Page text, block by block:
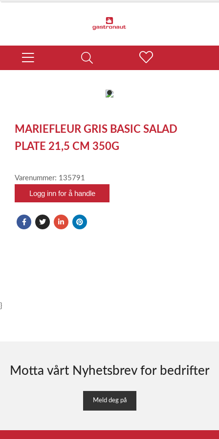
item
of
1
MARIEFLEUR GRIS BASIC SALAD
PLATE 21,5 CM 350G
Varenummer: 135791
Logg inn for å handle
}
Motta vårt Nyhetsbrev for bedrifter
Meld deg på